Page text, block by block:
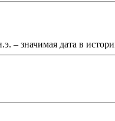
– значимая дата в